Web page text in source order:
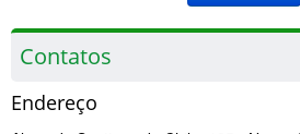
Contatos
Endereço